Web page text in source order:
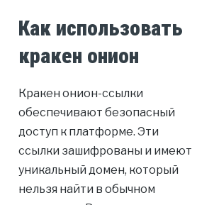
Как использовать
кракен онион
Кракен онион-ссылки
обеспечивают безопасный
доступ к платформе. Эти
ссылки зашифрованы и имеют
уникальный домен, который
нельзя найти в обычном